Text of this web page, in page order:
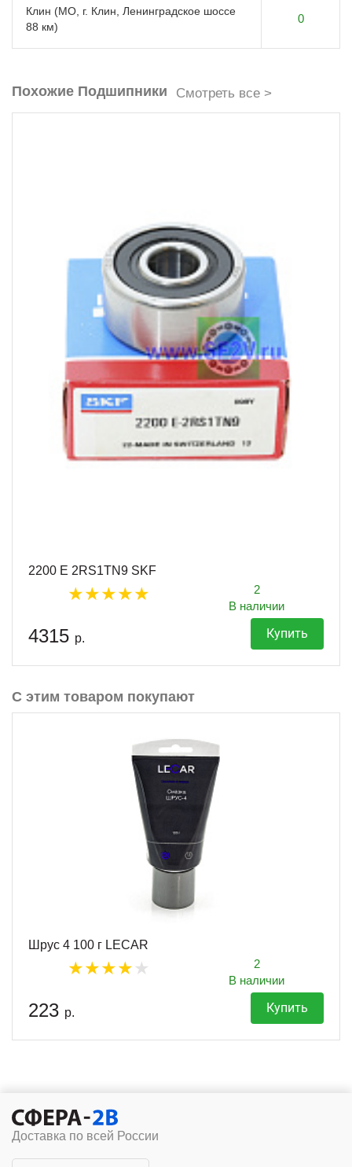
Клин (МО, г. Клин, Ленинградское шоссе
88 км)
0
Похожие Подшипники Смотреть все >
2200 Е 2RS1TN9 SKF
2
В наличии
4315 р. Купить
С этим товаром покупают
Шрус 4 100 г LECAR
2
В наличии
223 р. Купить
Доставка по всей России